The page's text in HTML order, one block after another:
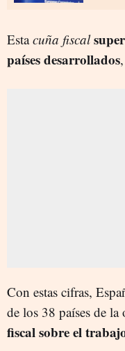
Estacuña fiscal
países desarrollados
Con estas cifras,
de los 38 países de la
fiscal sobre el